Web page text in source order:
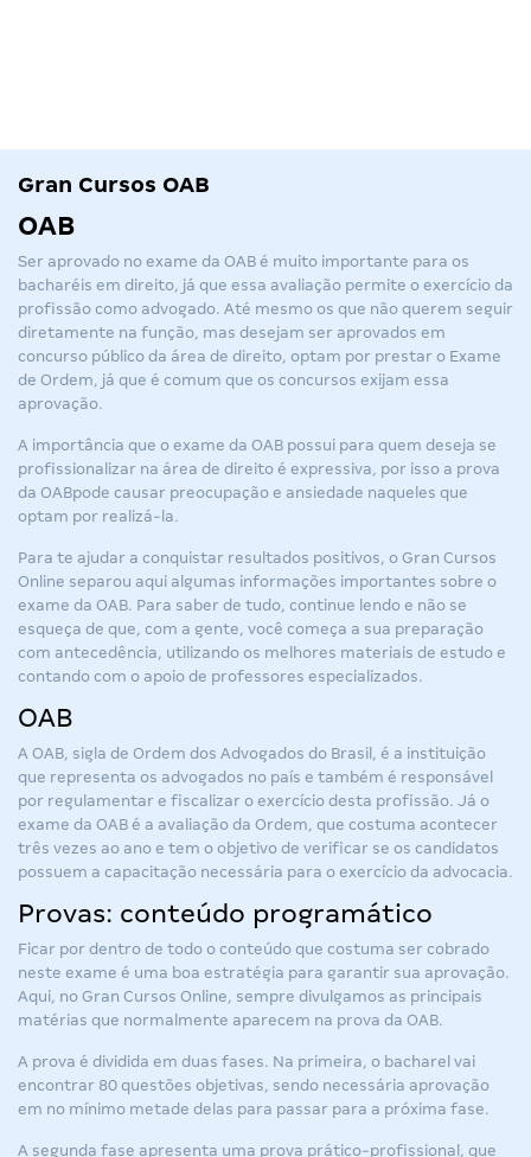
Gran Cursos OAB
OAB
Ser aprovado no exame da OAB é muito importante para os
bacharéis em direito, já que essa avaliação permite o exercício da
profissão como advogado. Até mesmo os que não querem seguir
diretamente na função, mas desejam ser aprovados em
concurso público da área de direito, optam por prestar o Exame
de Ordem, já que é comum que os concursos exijam essa
aprovação.
A importância que o exame da OAB possui para quem deseja se
profissionalizar na área de direito é expressiva, por isso a prova
da OABpode causar preocupação e ansiedade naqueles que
optam por realizá-la.
Para te ajudar a conquistar resultados positivos, o Gran Cursos
Online separou aqui algumas informações importantes sobre o
exame da OAB. Para saber de tudo, continue lendo e não se
esqueça de que, com a gente, você começa a sua preparação
com antecedência, utilizando os melhores materiais de estudo e
contando com o apoio de professores especializados.
OAB
A OAB, sigla de Ordem dos Advogados do Brasil, é a instituição
que representa os advogados no país e também é responsável
por regulamentar e fiscalizar o exercício desta profissão. Já o
exame da OAB é a avaliação da Ordem, que costuma acontecer
três vezes ao ano e tem o objetivo de verificar se os candidatos
possuem a capacitação necessária para o exercício da advocacia.
Provas: conteúdo programático
Ficar por dentro de todo o conteúdo que costuma ser cobrado
neste exame é uma boa estratégia para garantir sua aprovação.
Aqui, no Gran Cursos Online, sempre divulgamos as principais
matérias que normalmente aparecem na prova da OAB.
A prova é dividida em duas fases. Na primeira, o bacharel vai
encontrar 80 questões objetivas, sendo necessária aprovação
em no mínimo metade delas para passar para a próxima fase.
A segunda fase apresenta uma prova prático-profissional, que